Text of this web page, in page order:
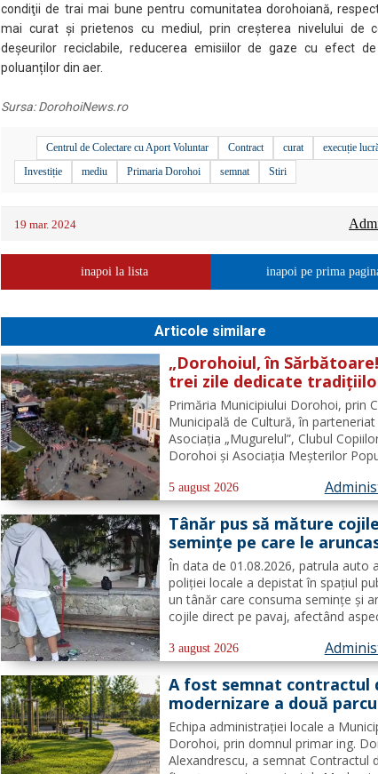
condiţii de trai mai bune pentru comunitatea dorohoiană,
mai curat şi prietenos cu mediul, prin creșterea nivelului de
deșeurilor reciclabile, reducerea emisiilor de gaze cu efect
poluanților din aer.
Sursa:DorohoiNews.ro
Centrul de Colectare cu Aport Voluntar Contract curat
execuție
Investiție
mediu Primaria Dorohoi semnat Stiri
19 mar. 2024
inapoi la lista inapoi pe prima
Articole similare
„Dorohoiul, în
trei zile dedicate
culturii și comunității Trei
tradiții. Un singur
O singură sărbătoare!
Primăria Municipiului Dorohoi, prin
Municipală de Cultură, în parteneriat
Asociația „Mugurelul”, Clubul
Dorohoi și Asociația Meșterilor
comunitate să participe, în perioada
30 august 2026, la evenimentul
„Dorohoiul, în Sărbătoare!”....
5 august 2026
Tânăr pus să măture
seminţe pe care le
direct pe pavaj. Poliţia
Dorohoi: Respectul față
spațiul comun trebuie să
prioritate pentru fiecare
În data de 01.08.2026, patrula auto a
poliției locale a depistat în spațiul
un tânăr care consuma semințe și
cojile direct pe pavaj, afectând
prioritatea Poliției Locale este
educarea spiritului civic, polițiștii l-
3 august 2026
A fost semnat contractul
modernizare a două
din municipiul Dorohoi
fonduri europene
Echipa administrației locale a
Dorohoi, prin domnul primar ing.
Alexandrescu, a semnat Contractul